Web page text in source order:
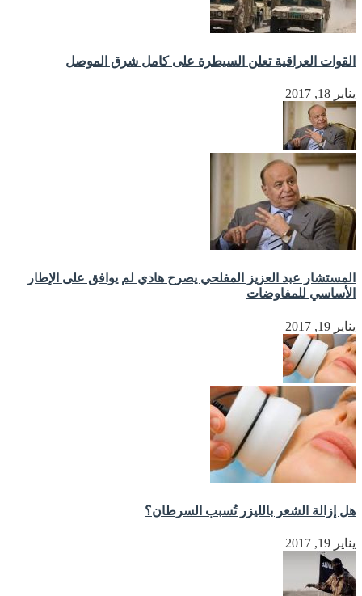
القوات العراقية تعلن السيطرة على كامل شرق الموصل
يناير 18, 2017
المستشار عبد العزيز المفلحي يصرح هادي لم يوافق على الإطار
الأساسي للمفاوضات
يناير 19, 2017
هل إزالة الشعر بالليزر تُسبب السرطان؟
يناير 19, 2017